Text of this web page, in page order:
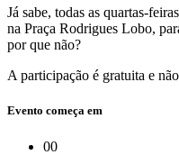
Já sabe, todas as quartas-
na Praça Rodrigues Lobo,
por que não?
A participação é gratuita e
Evento começa em
00